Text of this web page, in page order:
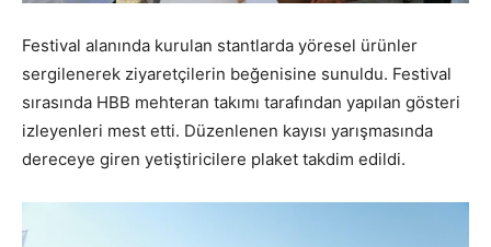
Festival alanında kurulan stantlarda yöresel ürünler
sergilenerek ziyaretçilerin beğenisine sunuldu. Festival
sırasında HBB mehteran takımı tarafından yapılan gösteri
izleyenleri mest etti. Düzenlenen kayısı yarışmasında
dereceye giren yetiştiricilere plaket takdim edildi.